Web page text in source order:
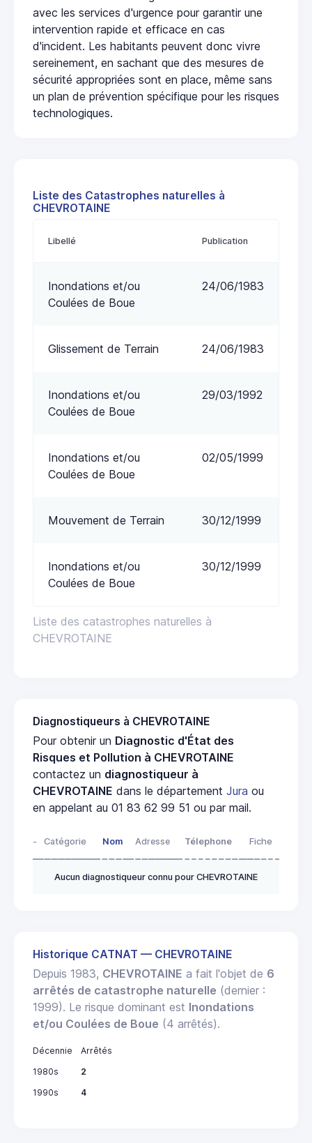
avec les services d'urgence pour garantir une
intervention rapide et efficace en cas
d'incident. Les habitants peuvent donc vivre
sereinement, en sachant que des mesures de
sécurité appropriées sont en place, même sans
un plan de prévention spécifique pour les risques
technologiques.
Liste des Catastrophes naturelles à
CHEVROTAINE
Liste des catastrophes naturelles à
CHEVROTAINE
Libellé Publication
Inondations et/ou
Coulées de Boue
24/06/1983
Glissement de Terrain 24/06/1983
Inondations et/ou
Coulées de Boue
29/03/1992
Inondations et/ou
Coulées de Boue
02/05/1999
Mouvement de Terrain 30/12/1999
Inondations et/ou
Coulées de Boue
30/12/1999
Diagnostiqueurs à CHEVROTAINE
Pour obtenir un Diagnostic d'État des
Risques et Pollution à CHEVROTAINE
contactez un diagnostiqueur à
CHEVROTAINE dans le département Jura ou
en appelant au 01 83 62 99 51 ou par mail.
- Catégorie Nom Adresse Télephone Fiche
Aucun diagnostiqueur connu pour CHEVROTAINE
Historique CATNAT — CHEVROTAINE
Depuis 1983, CHEVROTAINE a fait l'objet de 6
arrêtés de catastrophe naturelle (dernier :
1999). Le risque dominant est Inondations
et/ou Coulées de Boue (4 arrêtés).
Décennie
Arrêtés
1980s
2
1990s
4